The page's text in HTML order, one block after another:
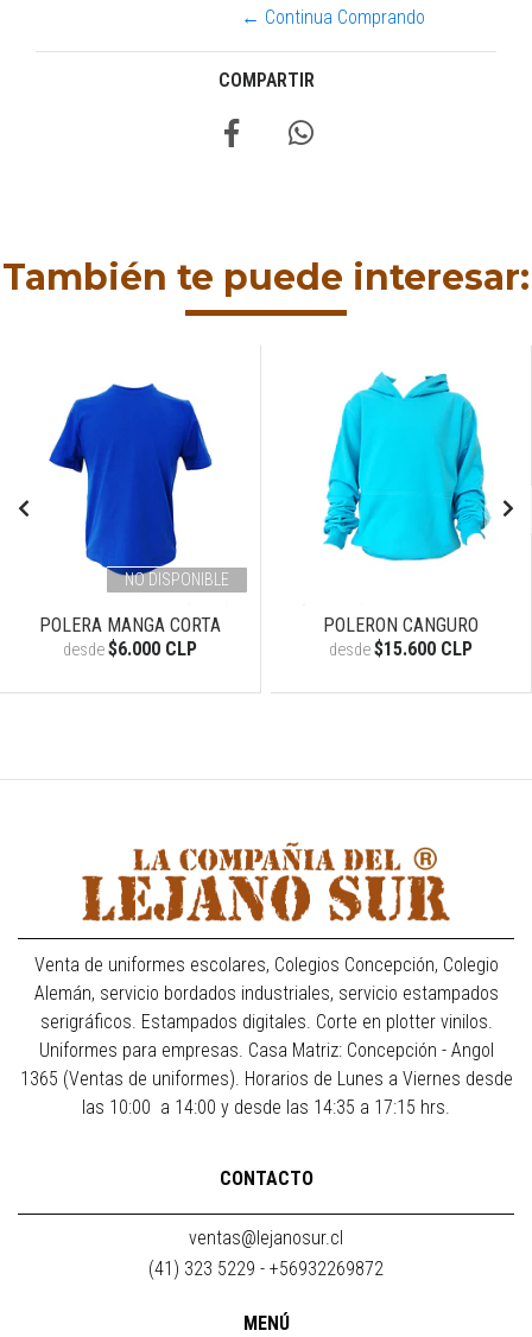
← Continua Comprando
COMPARTIR
También te puede interesar:
NO DISPONIBLE
POLERA MANGA CORTA
desde$6.000 CLP
POLERON CANGURO
desde$15.600 CLP
Venta de uniformes escolares, Colegios Concepción, Colegio
Alemán, servicio bordados industriales, servicio estampados
serigráficos. Estampados digitales. Corte en plotter vinilos.
Uniformes para empresas. Casa Matriz: Concepción - Angol
1365 (Ventas de uniformes). Horarios de Lunes a Viernes desde
las 10:00 a 14:00 y desde las 14:35 a 17:15 hrs.
CONTACTO
ventas@lejanosur.cl
(41) 323 5229 - +56932269872
MENÚ